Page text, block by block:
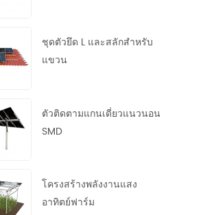
ชุดตัวยึด L และสลักสำหรับ
แขวน
ตัวติดตามแกนเดี่ยวแนวนอน
SMD
โครงสร้างพลังงานแสง
อาทิตย์ฟาร์ม